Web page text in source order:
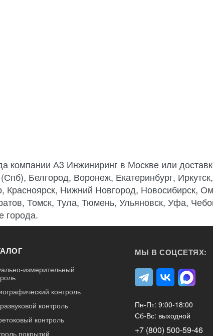
компании А3 Инжиниринг в Москве или
Белгород, Воронеж, Екатеринбург,
Красноярск, Нижний Новгород, Новосибирск,
Томск, Тула, Тюмень, Ульяновск, Уфа,
города.
измерительный
контроль
контроль
контроль
покрытий
МЫ В СОЦСЕТЯХ:
Пн-Пт: 9:00-18:00
Сб-Вс: выходной
+7 (800) 500-59-46